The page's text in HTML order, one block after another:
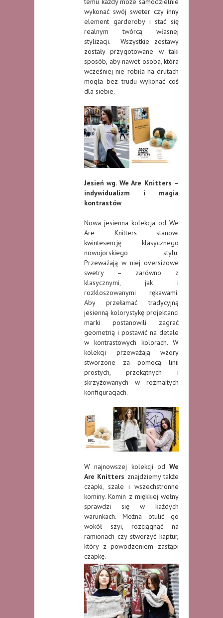
wykonać swój sweter czy inny
element garderoby i stać się
realnym twórcą własnej
stylizacji. Wszystkie zestawy
zostały przygotowane w taki
sposób, aby nawet osoba, która
wcześniej nie robiła na drutach
mogła bez trudu wykonać coś
dla siebie.
Jesień wg. We Are Knitters –
indywidualizm i magia
kontrastów
Nowa jesienna kolekcja od We
Are Knitters stanowi
kwintesencję klasycznego
nowojorskiego stylu.
Przeważają w niej oversizowe
swetry – zarówno z
klasycznymi, jak i
rozkloszowanymi rękawami.
Aby przełamać tradycyjną
jesienną kolorystykę projektanci
marki postanowili zagrać
geometrią i postawić na detale
w kontrastowych kolorach. W
kolekcji przeważają wzory
stworzone za pomocą linii
prostych, przekątnych i
skrzyżowanych w rozmaitych
konfiguracjach.
W najnowszej kolekcji od We
Are Knitters znajdziemy także
czapki, szale i wszechstronne
kominy. Komin z miękkiej wełny
sprawdzi się w każdych
warunkach. Można otulić go
wokół szyi, rozciągnąć na
ramionach czy stworzyć kaptur,
który z powodzeniem zastąpi
czapkę.